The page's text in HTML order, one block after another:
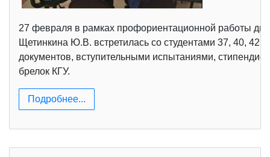
27 февраля в рамках профориентационной работы
Щетинкина Ю.В. встретилась со студентами 37, 40, 42
документов, вступительными испытаниями,
брелок КГУ.
Подробнее...